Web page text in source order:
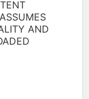
AND